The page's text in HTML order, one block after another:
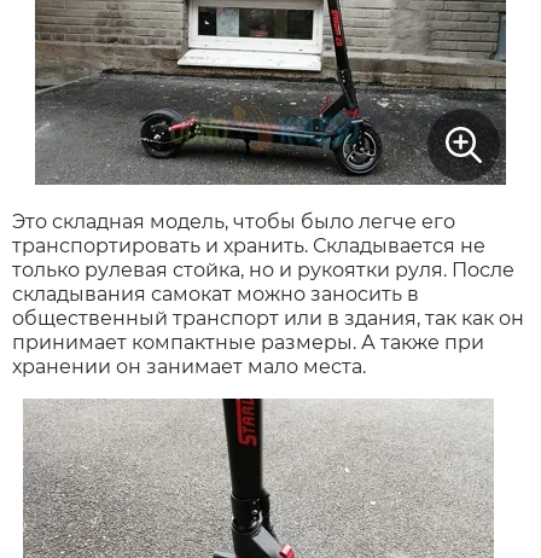
Это складная модель, чтобы было легче его
транспортировать и хранить. Складывается не
только рулевая стойка, но и рукоятки руля. После
складывания самокат можно заносить в
общественный транспорт или в здания, так как он
принимает компактные размеры. А также при
хранении он занимает мало места.